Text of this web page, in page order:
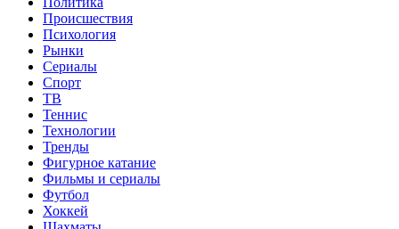
Происшествия
Психология
Рынки
Сериалы
Спорт
ТВ
Теннис
Технологии
Тренды
Фигурное катание
Фильмы и сериалы
Футбол
Хоккей